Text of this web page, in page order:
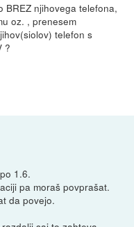
BREZ njihovega telefona,
oz. , prenesem
telefon s
?
1.6.
pa moraš povprašat.
da povejo.